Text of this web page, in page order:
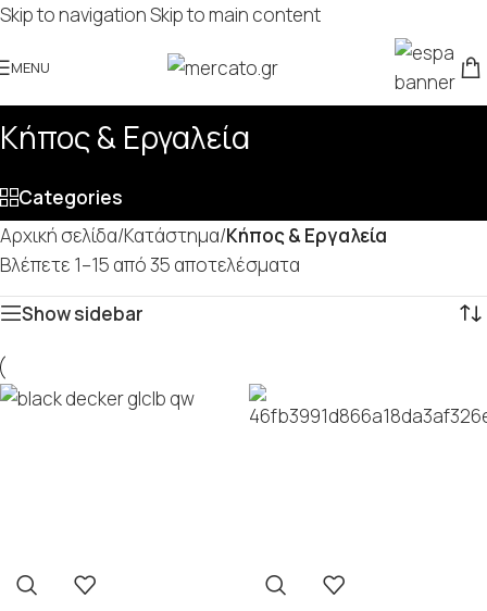
Skip to navigationSkip to main content
MENU
Κήπος & Εργαλεία
Categories
Αρχική σελίδα/Κατάστημα/Κήπος & Εργαλεία
Βλέπετε 1–15 από 35 αποτελέσματα
Show sidebar